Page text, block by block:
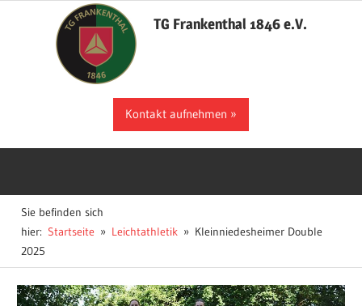
TG Frankenthal 1846 e.V.
Kontakt aufnehmen
Sie befinden sich
hier: Startseite Leichtathletik
Kleinniedesheimer Double
2025